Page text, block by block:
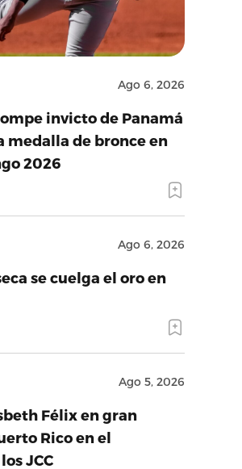
Ago 6, 2026
invicto de Panamá
medalla de bronce en
2026
Ago 6, 2026
se cuelga el oro en
Ago 5, 2026
Félix en gran
Rico en el
JCC